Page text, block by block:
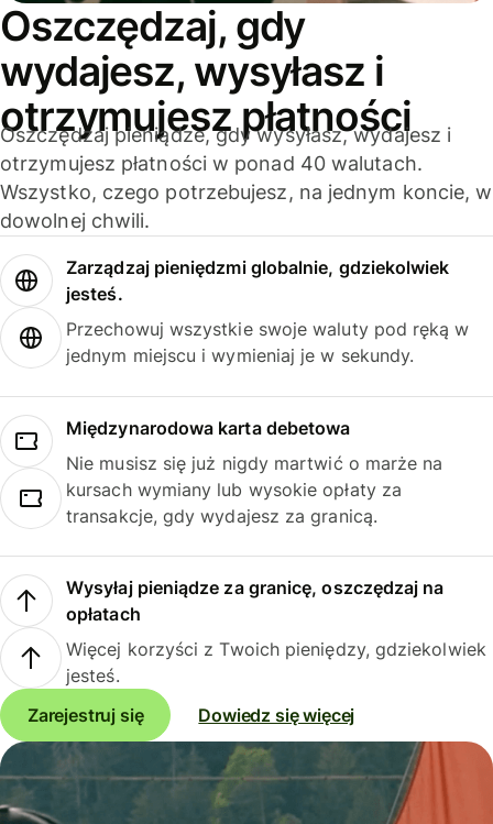
Oszczędzaj, gdy
wydajesz, wysyłasz i
otrzymujesz płatności
Oszczędzaj pieniądze, gdy wysyłasz, wydajesz i
otrzymujesz płatności w ponad 40 walutach.
Wszystko, czego potrzebujesz, na jednym koncie, w
dowolnej chwili.
Zarządzaj pieniędzmi globalnie, gdziekolwiek
jesteś.
Przechowuj wszystkie swoje waluty pod ręką w
jednym miejscu i wymieniaj je w sekundy.
Międzynarodowa karta debetowa
Nie musisz się już nigdy martwić o marże na
kursach wymiany lub wysokie opłaty za
transakcje, gdy wydajesz za granicą.
Wysyłaj pieniądze za granicę, oszczędzaj na
opłatach
Więcej korzyści z Twoich pieniędzy, gdziekolwiek
jesteś.
Zarejestruj się
Dowiedz się więcej